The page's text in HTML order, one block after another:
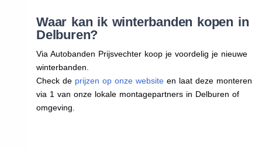
Waar kan ik winterbanden kopen in
Delburen?
Via Autobanden Prijsvechter koop je voordelig je nieuwe
winterbanden.
Check de prijzen op onze websiteen laat deze monteren
via 1 van onze lokale montagepartners in Delburen of
omgeving.